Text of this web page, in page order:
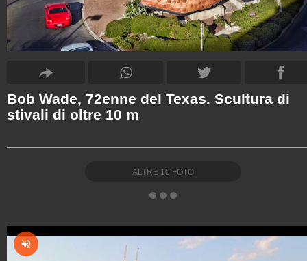
Bob Wade, 72enne del Texas. Scultura di
stivali di oltre 10 m
ALTRE 10 FOTO